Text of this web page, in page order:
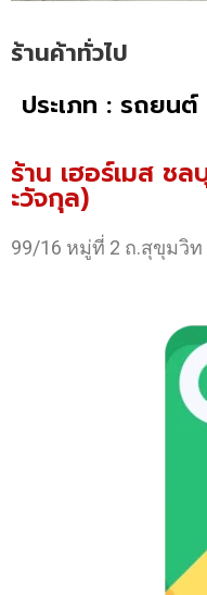
ร้านค้าทั่วไป
ประเภท : รถยนต์
ร้าน เฮอร์เมส ช
ะวัจกุล)
99/16 หมู่ที่ 2 ถ.สุขุมวิ